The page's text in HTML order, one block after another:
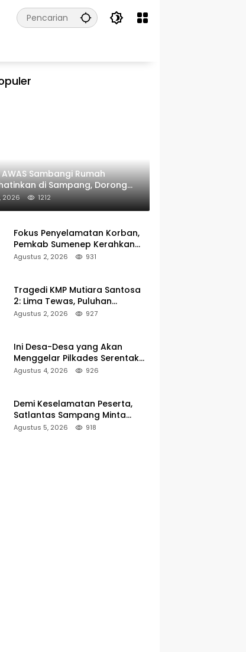
Sambangi Rumah
di Sampang, Dorong
Beri Bantuan RTLH
2026 1212
Fokus Penyelamatan Korban,
Pemkab Sumenep Kerahkan
Tim Medis dan Ambulans ke
Agustus 2, 2026 931
Tragedi KMP Mutiara Santosa
2: Lima Tewas, Puluhan
Penumpang Masih Dalam
Agustus 2, 2026 927
Ini Desa-Desa yang Akan
Menggelar Pilkades Serentak
2027 di Kabupaten Sumenep
Agustus 4, 2026 926
Demi Keselamatan Peserta,
Satlantas Sampang Minta
Latihan Gerak Jalan Pindah ke
Agustus 5, 2026 918